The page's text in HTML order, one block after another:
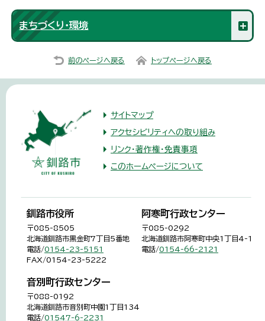
まちづくり・環境
前のページへ戻る トップページへ戻る
サイトマップ
アクセシビリティへの取り組み
リンク・著作権・免責事項
このホームページについて
釧路市役所
〒085-8505
北海道釧路市黒金町7丁目5番地
電話/0154-23-5151
FAX/0154-23-5222
阿寒町行政センター
〒085-0292
北海道釧路市阿寒町中央1丁目4-1
電話/0154-66-2121
音別町行政センター
〒088-0192
北海道釧路市音別町中園1丁目134
電話/01547-6-2231